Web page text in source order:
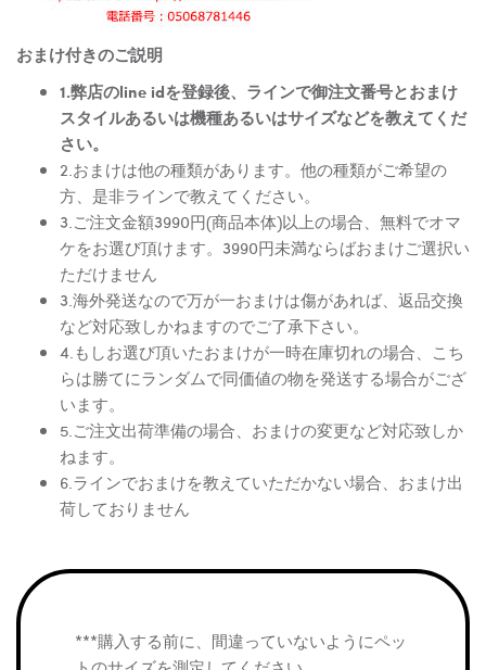
おまけ付きのご説明
1.弊店のline idを登録後、ラインで御注文番号とおまけ
スタイルあるいは機種あるいはサイズなどを教えてくだ
さい。
2.おまけは他の種類があります。他の種類がご希望の
方、是非ラインで教えてください。
3.ご注文金額3990円(商品本体)以上の場合、無料でオマ
ケをお選び頂けます。3990円未満ならばおまけご選択い
ただけません
3.海外発送なので万が一おまけは傷があれば、返品交換
など対応致しかねますのでご了承下さい。
4.もしお選び頂いたおまけが一時在庫切れの場合、こち
らは勝てにランダムで同価値の物を発送する場合がござ
います。
5.ご注文出荷準備の場合、おまけの変更など対応致しか
ねます。
6.ラインでおまけを教えていただかない場合、おまけ出
荷しておりません
***購入する前に、間違っていないようにペッ